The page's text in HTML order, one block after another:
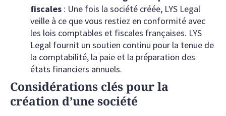
fiscales : Une fois la société créée, LYS Legal
veille à ce que vous restiez en conformité avec
les lois comptables et fiscales françaises. LYS
Legal fournit un soutien continu pour la tenue de
la comptabilité, la paie et la préparation des
états financiers annuels.
Considérations clés pour la
création d’une société